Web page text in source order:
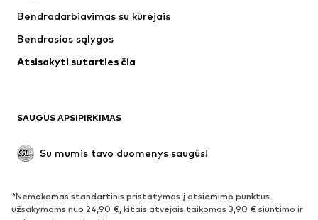
Apatiniai
Paltai
Proginiai
Išskirtiniai
BATAI
Bendradarbiavimas su kūrėjais
Bendrosios sąlygos
Atsisakyti sutarties čia
SAUGUS APSIPIRKIMAS
Su mumis tavo duomenys saugūs!
*Nemokamas standartinis pristatymas į atsiėmimo punktus
užsakymams nuo 24,90 €, kitais atvejais taikomas 3,90 € siuntimo ir